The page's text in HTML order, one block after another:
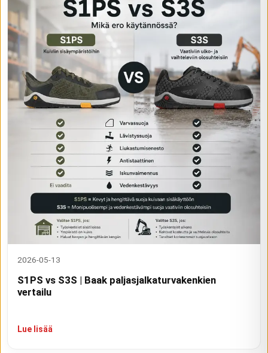
2026-05-13
S1PS vs S3S | Baak paljasjalkaturvakenkien
vertailu
Lue lisää